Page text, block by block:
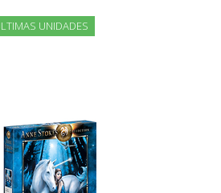
UNIDADES